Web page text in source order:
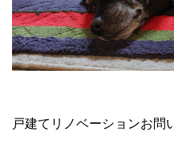
戸建てリノベーションお問